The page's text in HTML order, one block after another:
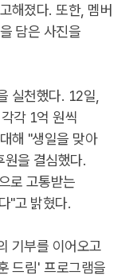
해졌다. 또한, 멤버
담은 사진을
실천했다. 12일,
각 1억 원씩
해 "생일을 맞아
원을 결심했다.
로 고통받는
"고 밝혔다.
기부를 이어오고
드림' 프로그램을